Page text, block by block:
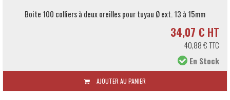
Boite 100 colliers à deux oreilles pour tuyau Ø ext. 13 à 15mm
34,07 € HT
40,88 € TTC
En Stock
AJOUTER AU PANIER